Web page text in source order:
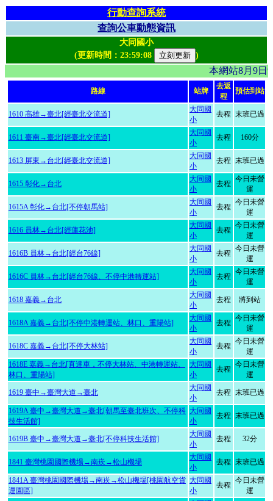
行動查詢系統
查詢公車動態資訊
大同國小
(更新時間： 23:59:08 )
本網站8月9
路線 站牌
去返
程
預估到站
1610 高雄→臺北[經臺北交流道]
大同國
小
去程 末班已過
1611 臺南→臺北[經臺北交流道]
大同國
小
去程 160分
1613 屏東→台北[經臺北交流道]
大同國
小
去程 末班已過
1615 彰化→台北
大同國
小
去程
今日未營
運
1615A 彰化→台北[不停朝馬站]
大同國
小
去程
今日未營
運
1616 員林→台北[經蓮花池]
大同國
小
去程
今日未營
運
1616B 員林→台北[經台76線]
大同國
小
去程
今日未營
運
1616C 員林→台北[經台76線、不停中港轉運站]
大同國
小
去程
今日未營
運
1618 嘉義→台北
大同國
小
去程 將到站
1618A 嘉義→台北[不停中港轉運站、林口、重陽站]
大同國
小
去程
今日未營
運
1618C 嘉義→台北[不停大林站]
大同國
小
去程
今日未營
運
1618E 嘉義→台北[直達車，不停大林站、中港轉運站、
林口、重陽站]
大同國
小
去程
今日未營
運
1619 臺中→臺灣大道→臺北
大同國
小
去程 末班已過
1619A 臺中→臺灣大道→臺北[朝馬至臺北班次、不停科
技生活館]
大同國
小
去程 末班已過
1619B 臺中→臺灣大道→臺北[不停科技生活館]
大同國
小
去程 32分
1841 臺灣桃園國際機場→南崁→松山機場
大同國
小
去程 末班已過
1841A 臺灣桃園國際機場→南崁→松山機場[桃園航空貨
運園區]
大同國
小
去程
今日未營
運